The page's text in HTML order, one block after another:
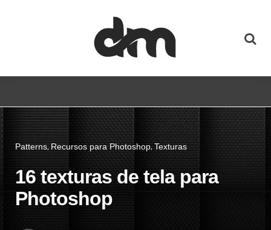
Patterns Recursos para Photoshop Texturas
16 texturas de tela para
Photoshop